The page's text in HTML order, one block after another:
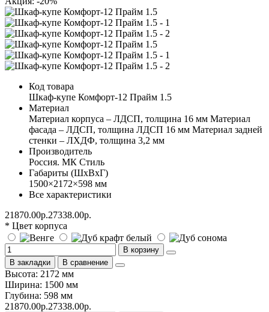
Код товара
Шкаф-купе Комфорт-12 Прайм 1.5
Материал
Материал корпуса – ЛДСП, толщина 16 мм Материал
фасада – ЛДСП, толщина ЛДСП 16 мм Материал задней
стенки – ЛХДФ, толщина 3,2 мм
Производитель
Россия. МК Стиль
Габариты (ШхВхГ)
1500×2172×598 мм
Все характеристики
21870.00р.27338.00р.
* Цвет корпуса
В корзину
В закладки
В сравнение
Высота: 2172 мм
Ширина: 1500 мм
Глубина: 598 мм
21870.00р.27338.00р.